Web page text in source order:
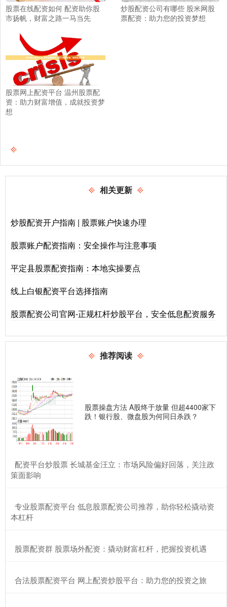
股票在线配资如何 配资助你股
市扬帆，财富之路一马当先
炒股配资公司有哪些 股米网股
票配资：助力您的投资梦想
股票网上配资平台 温州股票配
资：助力财富增值，成就投资梦
想
相关更新
炒股配资开户指南 | 股票账户快速办理
股票账户配资指南：安全操作与注意事项
平定县股票配资指南：本地实操要点
线上白银配资平台选择指南
股票配资公司官网-正规杠杆炒股平台，安全低息配资服务
推荐阅读
股票操盘方法 A股终于放量 但超4400家下
跌！银行股、微盘股为何同日杀跌？
​配资平台炒股票 长城基金汪立：市场风险偏好回落，关注政
策面影响
​专业股票配资平台 低息股票配资公司推荐，助你轻松撬动资
本杠杆
​股票配资群 股票场外配资：撬动财富杠杆，把握投资机遇
​合法股票配资平台 网上配资炒股平台：助力您的投资之旅